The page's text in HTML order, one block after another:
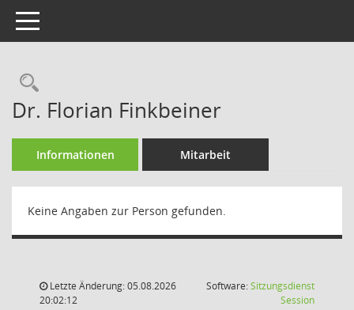
Toggle navigation
Rechercheauswahl
Dr. Florian Finkbeiner
Informationen Mitarbeit
Keine Angaben zur Person gefunden.
Letzte Änderung: 05.08.2026
20:02:12
Software:Sitzungsdienst
Session(Wird in